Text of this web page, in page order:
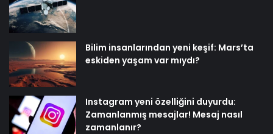
Bilim insanlarından yeni keşif: Mars’ta
eskiden yaşam var mıydı?
Instagram yeni özelliğini duyurdu:
Zamanlanmış mesajlar! Mesaj nasıl
zamanlanır?